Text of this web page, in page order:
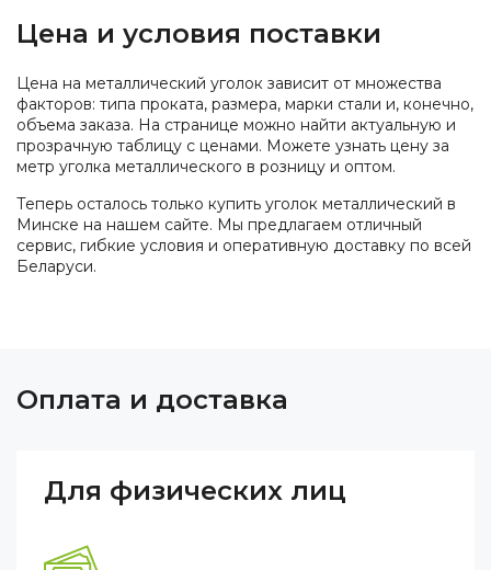
Цена и условия поставки
Цена на металлический уголок зависит от множества
факторов: типа проката, размера, марки стали и, конечно,
объема заказа. На странице можно найти актуальную и
прозрачную таблицу с ценами. Можете узнать цену за
метр уголка металлического в розницу и оптом.
Теперь осталось только купить уголок металлический в
Минске на нашем сайте. Мы предлагаем отличный
сервис, гибкие условия и оперативную доставку по всей
Беларуси.
Оплата и доставка
Для физических лиц